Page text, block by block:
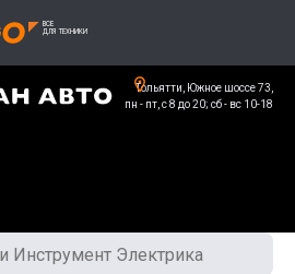
Тольятти, Южное шоссе 73,
пн - пт, с 8 до 20; сб - вс 10-18